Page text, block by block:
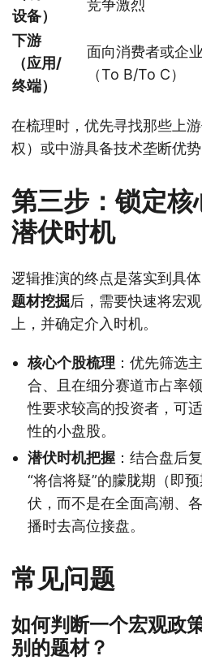
设备）
竞争激烈
下游
（应用/
终端）
面向消费者或企
（To B/To C）
在梳理时，优先寻找那些上
权）或中游具备技术垄断优势
第三步：锁定
潜伏时机
逻辑推演的终点是落实到具
题材挖掘后，需要快速将宏
上，并确定介入时机。
核心个股梳理 ：优先筛选
合、且在细分赛道市占率
性要求较高的投资者，可
性的小盘股。
潜伏时机把握 ：结合盘后
“将信将疑”的朦胧期（即
伏，而不是在全面高潮、
播时去高位接盘。
常见问题
如何判断一个宏观政
别的题材？